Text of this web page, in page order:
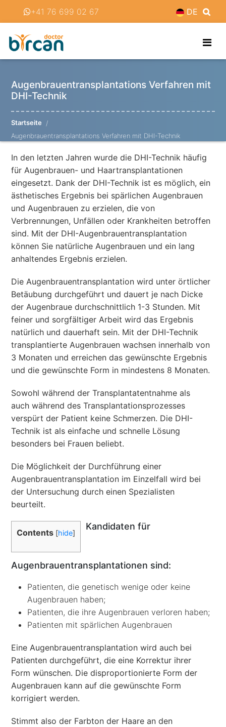
+41 76 699 02 67 DE
Augenbrauentransplantations Verfahren mit
DHI-Technik
Startseite
Augenbrauentransplantations Verfahren mit DHI-Technik
In den letzten Jahren wurde die DHI-Technik häufig
für Augenbrauen- und Haartransplantationen
eingesetzt. Dank der DHI-Technik ist es möglich, ein
ästhetisches Ergebnis bei spärlichen Augenbrauen
und Augenbrauen zu erzielen, die von
Verbrennungen, Unfällen oder Krankheiten betroffen
sind. Mit der DHI-Augenbrauentransplantation
können Sie natürliche Augenbrauen und ein lang
anhaltendes Ergebnis erzielen.
Die Augenbrauentransplantation wird unter örtlicher
Betäubung durchgeführt und dauert je nach Dicke
der Augenbraue durchschnittlich 1-3 Stunden. Mit
feiner und sorgfältiger Arbeit wird das Ergebnis
natürlich und dauerhaft sein. Mit der DHI-Technik
transplantierte Augenbrauen wachsen innerhalb von
3 Monaten und erreichen das gewünschte Ergebnis
und die gewünschte Form in mindestens 8 Monaten.
Sowohl während der Transplantatentnahme als
auch während des Transplantationsprozesses
verspürt der Patient keine Schmerzen. Die DHI-
Technik ist als einfache und schnelle Lösung
besonders bei Frauen beliebt.
Die Möglichkeit der Durchführung einer
Augenbrauentransplantation im Einzelfall wird bei
der Untersuchung durch einen Spezialisten
beurteilt.
Contents [hide]
Kandidaten für
Augenbrauentransplantationen sind:
Patienten, die genetisch wenige oder keine
Augenbrauen haben;
Patienten, die ihre Augenbrauen verloren haben;
Patienten mit spärlichen Augenbrauen
Eine Augenbrauentransplantation wird auch bei
Patienten durchgeführt, die eine Korrektur ihrer
Form wünschen. Die disproportionierte Form der
Augenbrauen kann auf die gewünschte Form
korrigiert werden.
Stimmt also der Farbton der Haare an den